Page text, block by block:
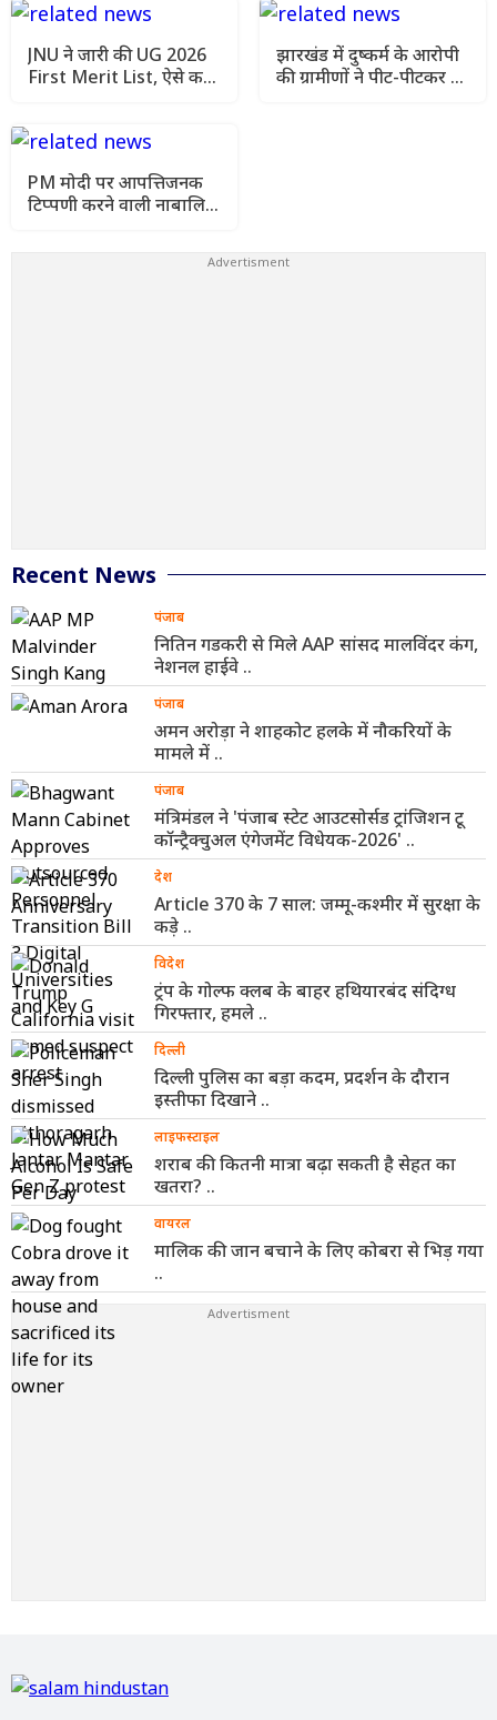
JNU ने जारी की UG 2026
First Merit List, ऐसे करें
झारखंड में दुष्कर्म के आरोपी
की ग्रामीणों ने पीट-पीटकर की
PM मोदी पर आपत्तिजनक
टिप्पणी करने वाली नाबालिग
Recent News
पंजाब
नितिन गडकरी से मिले AAP सांसद मालविंदर कंग,
नेशनल हाईवे ..
पंजाब
अमन अरोड़ा ने शाहकोट हलके में नौकरियों के
मामले में ..
पंजाब
मंत्रिमंडल ने 'पंजाब स्टेट आउटसोर्सड ट्रांजिशन टू
कॉन्ट्रैक्चुअल एंगेजमेंट विधेयक-2026' ..
देश
Article 370 के 7 साल: जम्मू-कश्मीर में सुरक्षा के
कड़े ..
विदेश
ट्रंप के गोल्फ क्लब के बाहर हथियारबंद संदिग्ध
गिरफ्तार, हमले ..
दिल्ली
दिल्ली पुलिस का बड़ा कदम, प्रदर्शन के दौरान
इस्तीफा दिखाने ..
लाइफस्टाइल
शराब की कितनी मात्रा बढ़ा सकती है सेहत का
खतरा? ..
वायरल
मालिक की जान बचाने के लिए कोबरा से भिड़ गया
..